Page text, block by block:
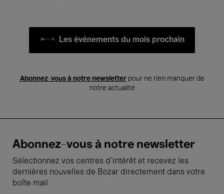
Les événements du mois prochain
Abonnez-vous à notre newsletterpour ne rien manquer de
notre actualité
Abonnez-vous à notre newsletter
Sélectionnez vos centres d'intérêt et recevez les
dernières nouvelles de Bozar directement dans votre
boîte mail